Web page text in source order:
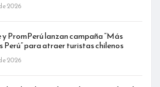
2026
y PromPerú lanzan campaña “Más
Perú” para atraer turistas chilenos
2026